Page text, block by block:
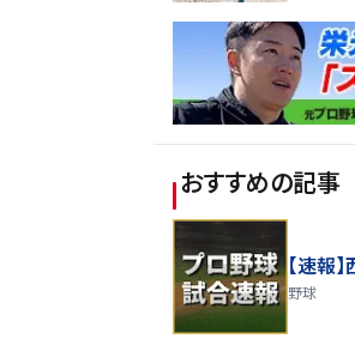
おすすめの記事
【速報
野球